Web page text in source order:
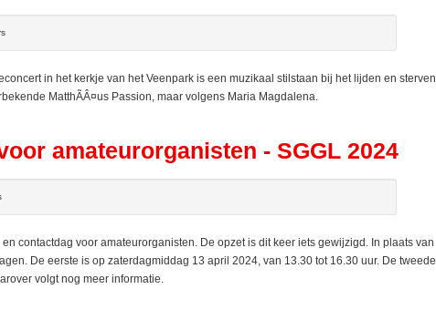
in het kerkje van het Veenpark is een muzikaal stilstaan bij het lijden en sterven
MatthÃÂ¤us Passion, maar volgens Maria Magdalena.
amateurorganisten - SGGL 2024
contactdag voor amateurorganisten. De opzet is dit keer iets gewijzigd. In plaats van
De eerste is op zaterdagmiddag 13 april 2024, van 13.30 tot 16.30 uur. De tweede
volgt nog meer informatie.